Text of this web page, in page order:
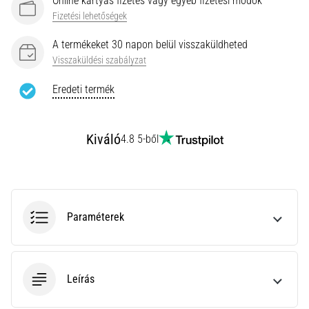
egészségügyi
probléma,
a…
Fizetési lehetőségek
A termékeket 30 napon belül visszaküldheted
Visszaküldési szabályzat
Eredeti termék
Kiváló4.8 5-ből
Paraméterek
Leírás